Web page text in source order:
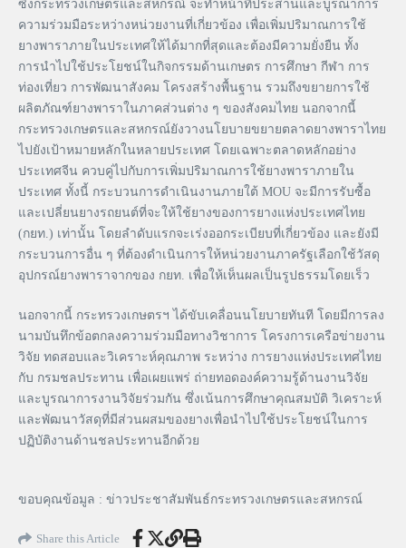
ซึ่งกระทรวงเกษตรและสหกรณ์ จะทำหน้าที่ประสานและบูรณาการ
ความร่วมมือระหว่างหน่วยงานที่เกี่ยวข้อง เพื่อเพิ่มปริมาณการใช้
ยางพาราภายในประเทศให้ได้มากที่สุดและต้องมีความยั่งยืน ทั้ง
การนำไปใช้ประโยชน์ในกิจกรรมด้านเกษตร การศึกษา กีฬา การ
ท่องเที่ยว การพัฒนาสังคม โครงสร้างพื้นฐาน รวมถึงขยายการใช้
ผลิตภัณฑ์ยางพาราในภาคส่วนต่าง ๆ ของสังคมไทย นอกจากนี้
กระทรวงเกษตรและสหกรณ์ยังวางนโยบายขยายตลาดยางพาราไทย
ไปยังเป้าหมายหลักในหลายประเทศ โดยเฉพาะตลาดหลักอย่าง
ประเทศจีน ควบคู่ไปกับการเพิ่มปริมาณการใช้ยางพาราภายใน
ประเทศ ทั้งนี้ กระบวนการดำเนินงานภายใต้ MOU จะมีการรับซื้อ
และเปลี่ยนยางรถยนต์ที่จะให้ใช้ยางของการยางแห่งประเทศไทย
(กยท.) เท่านั้น โดยลำดับแรกจะเร่งออกระเบียบที่เกี่ยวข้อง และยังมี
กระบวนการอื่น ๆ ที่ต้องดำเนินการให้หน่วยงานภาครัฐเลือกใช้วัสดุ
อุปกรณ์ยางพาราจากของ กยท. เพื่อให้เห็นผลเป็นรูปธรรมโดยเร็ว
นอกจากนี้ กระทรวงเกษตรฯ ได้ขับเคลื่อนนโยบายทันที โดยมีการลง
นามบันทึกข้อตกลงความร่วมมือทางวิชาการ โครงการเครือข่ายงาน
วิจัย ทดสอบและวิเคราะห์คุณภาพ ระหว่าง การยางแห่งประเทศไทย
กับ กรมชลประทาน เพื่อเผยแพร่ ถ่ายทอดองค์ความรู้ด้านงานวิจัย
และบูรณาการงานวิจัยร่วมกัน ซึ่งเน้นการศึกษาคุณสมบัติ วิเคราะห์
และพัฒนาวัสดุที่มีส่วนผสมของยางเพื่อนำไปใช้ประโยชน์ในการ
ปฏิบัติงานด้านชลประทานอีกด้วย
ขอบคุณข้อมูล : ข่าวประชาสัมพันธ์กระทรวงเกษตรและสหกรณ์
Share this Article